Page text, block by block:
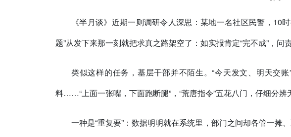
《半月谈》近期一则调研令人深思：某地一名社区民警，
题”从发下来那一刻就把求真之路架空了：如实报肯定“完不成”，问
类似这样的任务，基层干部并不陌生。“今天发文、明天交
料……“上面一张嘴，下面跑断腿”，“荒唐指令”五花八门，仔细分辨
一种是“重复要”：数据明明就在系统里，部门之间却各管一摊